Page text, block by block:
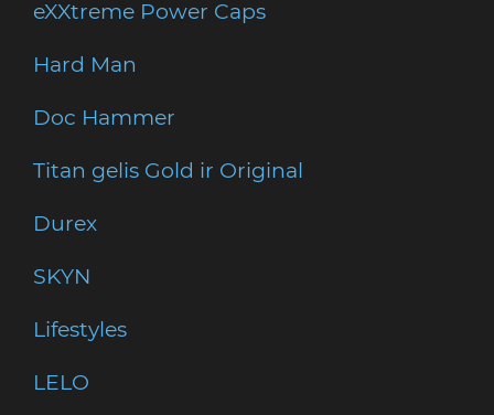
eXXtreme Power Caps
Hard Man
Doc Hammer
Titan gelis Gold ir Original
Durex
SKYN
Lifestyles
LELO